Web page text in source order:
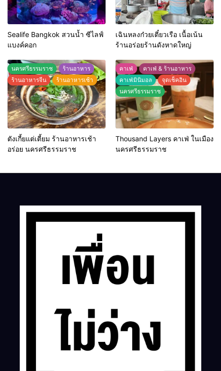
Sealife Bangkok สวนน้ำ ซีไลฟ์
แบงค์คอก
เฉินหลงก๋วยเตี๋ยวเรือ เนื้อเน้น
ร้านอร่อยร้านดังหาดใหญ่
นครศรีธรรมราช
ร้านอาหาร
ร้านอาหารจีน
ร้านอาหารเช้า
ตังเกี้ยแต่เตี้ยม ร้านอาหารเช้า
อร่อย นครศรีธรรมราช
คาเฟ่
คาเฟ่ & ร้านอาหาร
คาเฟ่มินิมอล
จุดเช็คอิน
นครศรีธรรมราช
Thousand Layers คาเฟ่ ในเมือง
นครศรีธรรมราช